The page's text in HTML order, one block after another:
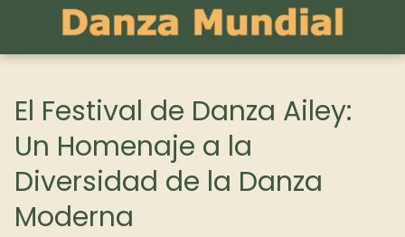
El Festival de Danza Ailey:
Un Homenaje a la
Diversidad de la Danza
Moderna